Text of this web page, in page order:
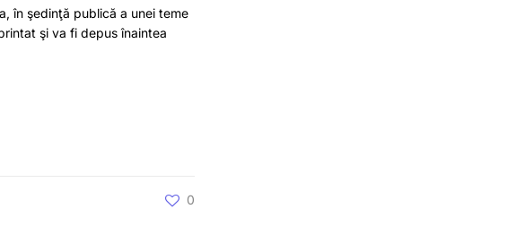
în şedinţă publică a unei teme
şi va fi depus înaintea
0